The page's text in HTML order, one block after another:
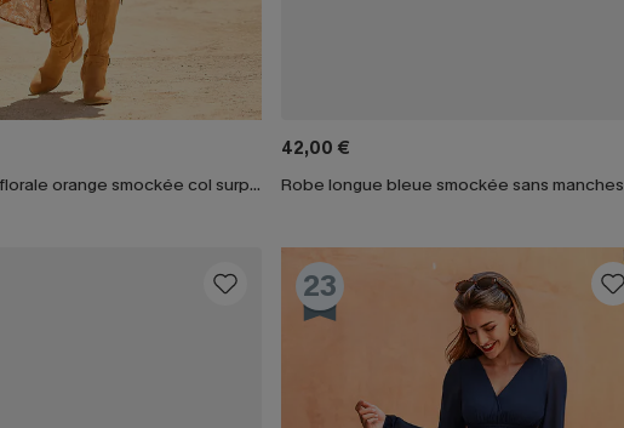
Robe longue florale orange smockée col surplis
42,00 €
Robe longue bleue smockée sans manches
23